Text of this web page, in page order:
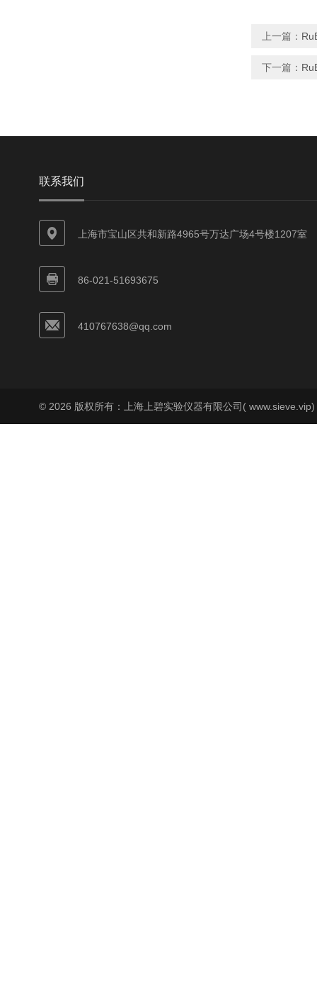
上一篇：
下一篇：
联系我们
上海市宝山区共和新路4965号万达广场4号楼1207室
86-021-51693675
410767638@qq.com
© 2026 版权所有：上海上碧实验仪器有限公司(